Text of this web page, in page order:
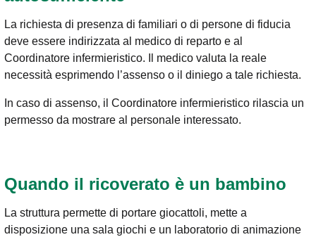
La richiesta di presenza di familiari o di persone di fiducia
deve essere indirizzata al medico di reparto e al
Coordinatore infermieristico. Il medico valuta la reale
necessità esprimendo l’assenso o il diniego a tale richiesta.
In caso di assenso, il Coordinatore infermieristico rilascia un
permesso da mostrare al personale interessato.
Quando il ricoverato è un bambino
La struttura permette di portare giocattoli, mette a
disposizione una sala giochi e un laboratorio di animazione